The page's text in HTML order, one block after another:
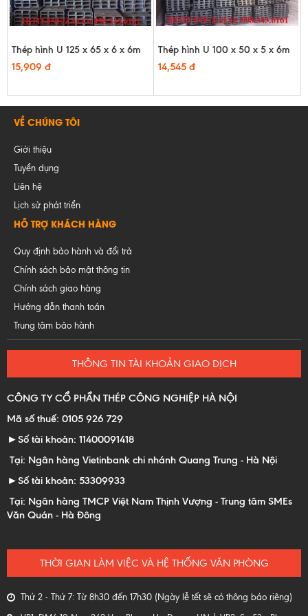
Thép hình U 125 x 65 x 6 x 6m
15,909 đ
Thép hình U 100 x 50 x 5 x 6m
14,545 đ
VỀ CHÚNG TÔI
Giới thiệu
Tuyển dụng
Liên hệ
Lịch sử phát triển
HỖ TRỢ KHÁCH HÀNG
Quy định bảo hành và đổi trả
Chính sách bảo mật thông tin
Chính sách giao hàng
Hướng dẫn thanh toán
Trung tâm bảo hành
THÔNG TIN TÀI KHOẢN GIAO DỊCH
CÔNG TY CỔ PHẦN THÉP CÔNG NGHIỆP HÀ NỘI
Mã số thuế: 0105 926 729
►Số tài khoản: 11400091418
Tại: Ngân hàng Vietinbank chi nhánh Quang Trung - Hà Nội
►Số tài khoản: 53309933
Tại: Ngân hàng TMCP Việt Nam Thịnh Vượng - Trung tâm SMEs
Văn Quán - Hà Đông
THỜI GIAN LÀM VIỆC VÀ HỆ THỐNG VĂN PHÒNG
Thứ 2 - Thứ 7: Từ 8h30 đến 17h30 (Ngày lễ tết sẽ có thông báo riêng)